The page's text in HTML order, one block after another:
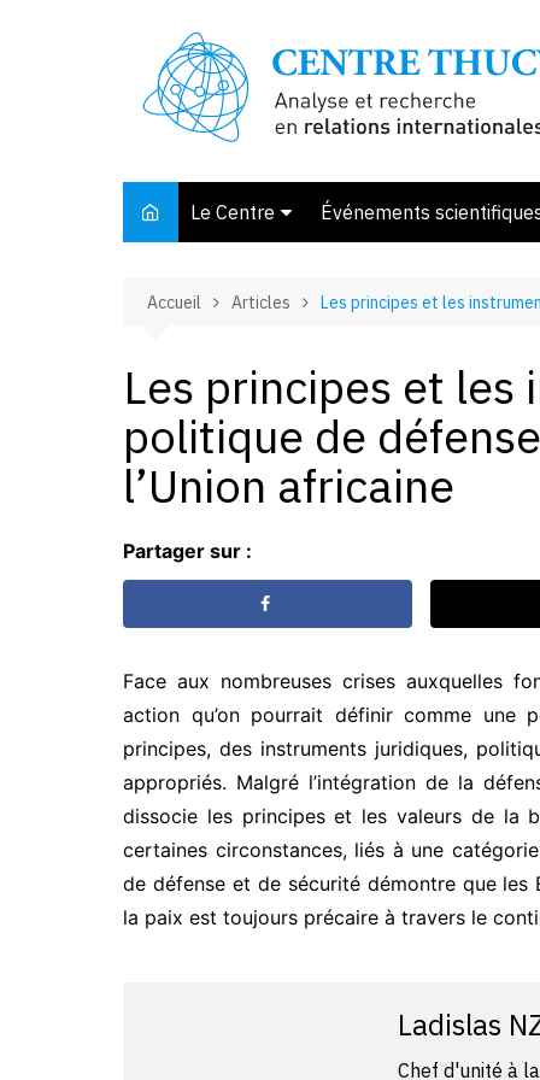
Le Centre
Membres et associés
Bibliothèque
Offre de stage
Événements
Accueil Articles Les principes et les
Les principes et les
politique de
l’Union africaine
Partager sur :
Face aux nombreuses crises auxquelles
action qu’on pourrait définir comme une
principes, des instruments juridiques,
appropriés. Malgré l’intégration de la
dissocie les principes et les valeurs de la
certaines circonstances, liés à une
de défense et de sécurité démontre que les
la paix est toujours précaire à travers le
Ladislas
Chef d'unité à